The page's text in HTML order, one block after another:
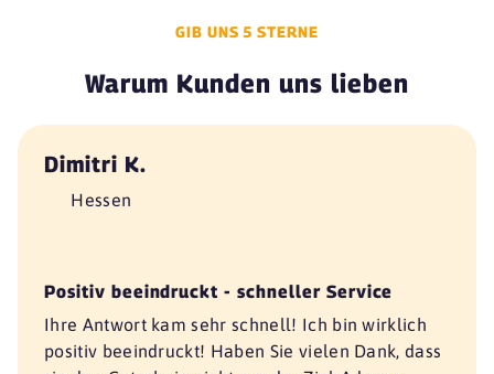
GIB UNS 5 STERNE
Warum Kunden uns lieben
Dimitri K.
Hessen
Positiv beeindruckt - schneller Service
Ihre Antwort kam sehr schnell! Ich bin wirklich
positiv beeindruckt! Haben Sie vielen Dank, dass